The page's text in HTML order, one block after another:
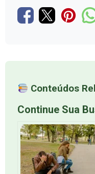
Conteúdos
Continue Sua